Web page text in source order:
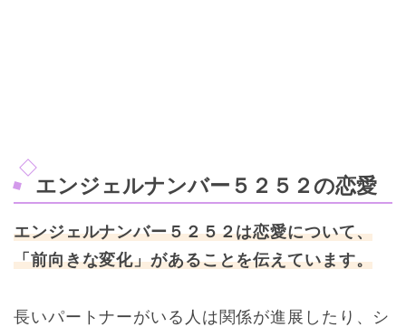
エンジェルナンバー５２５２の恋愛
エンジェルナンバー５２５２は恋愛について、
「前向きな変化」があることを伝えています。
長いパートナーがいる人は関係が進展したり、シ